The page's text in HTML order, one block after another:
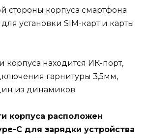
стороны корпуса смартфона
установки SIM-карт и карты
корпуса находится ИК-порт,
гарнитуры 3,5мм,
из динамиков.
корпуса расположен
C для зарядки устройства